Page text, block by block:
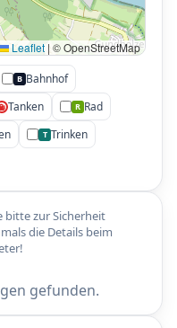
Leaflet | © OpenStreetMap
B Bahnhof
Tanken R Rad
T Trinken
bitte zur Sicherheit
die Details beim
gefunden.